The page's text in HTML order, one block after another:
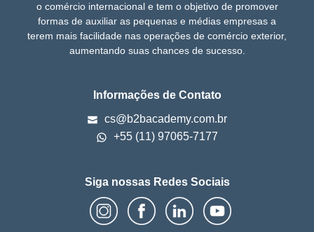
o comércio internacional e tem o objetivo de promover
formas de auxiliar as pequenas e médias empresas a
terem mais facilidade nas operações de comércio exterior,
aumentando suas chances de sucesso.
Informações de Contato
cs@b2bacademy.com.br
+55 (11) 97065-7177
Siga nossas Redes Sociais